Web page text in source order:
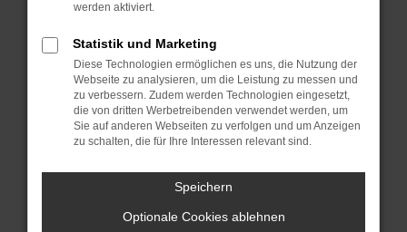
können das Laden bestimmter Seiten
anderen Browser oder in einem privaten
Fenster?
Starte dein Gerät neu.
Das kann manchmal helfen,
vorübergehende Probleme zu beheben.
Stelle sicher, dass dein Browser und dein
Betriebssystem auf dem neuesten Stand
werden aktiviert.
Statistik und Marketing
Diese Technologien ermöglichen es uns, die Nutzung der
Webseite zu analysieren, um die Leistung zu messen und
zu verbessern. Zudem werden Technologien eingesetzt,
die von dritten Werbetreibenden verwendet werden, um
Sie auf anderen Webseiten zu verfolgen und um Anzeigen
zu schalten, die für Ihre Interessen relevant sind.
Speichern
Optionale Cookies ablehnen